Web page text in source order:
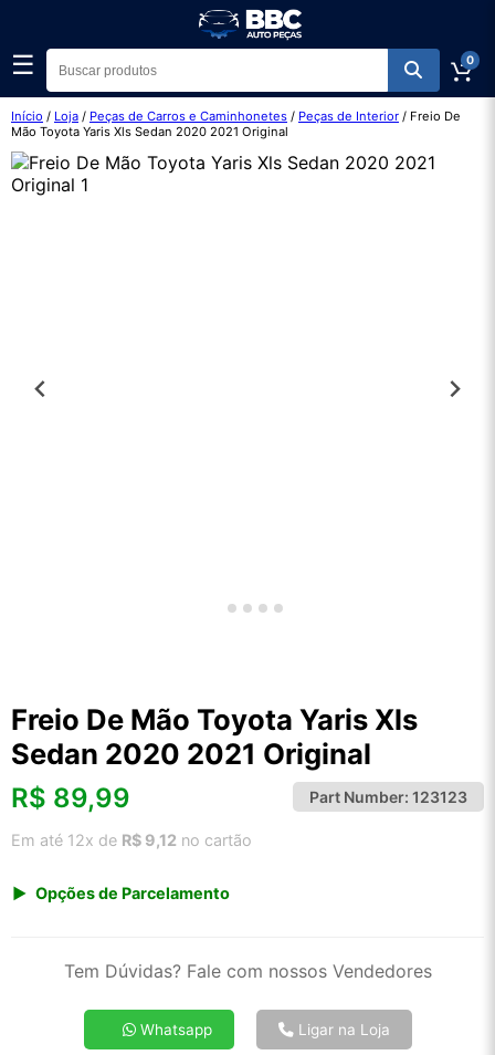
☰ 0
Início / Loja / Peças de Carros e Caminhonetes / Peças de Interior / Freio De
Mão Toyota Yaris Xls Sedan 2020 2021 Original
Freio De Mão Toyota Yaris Xls
Sedan 2020 2021 Original
R$ 89,99 Part Number: 123123
Em até 12x de R$ 9,12 no cartão
Opções de Parcelamento
2x de R$ 48,43
4x de R$ 24,94
5x de R$ 20,21
Tem Dúvidas? Fale com nossos Vendedores
Whatsapp Ligar na Loja